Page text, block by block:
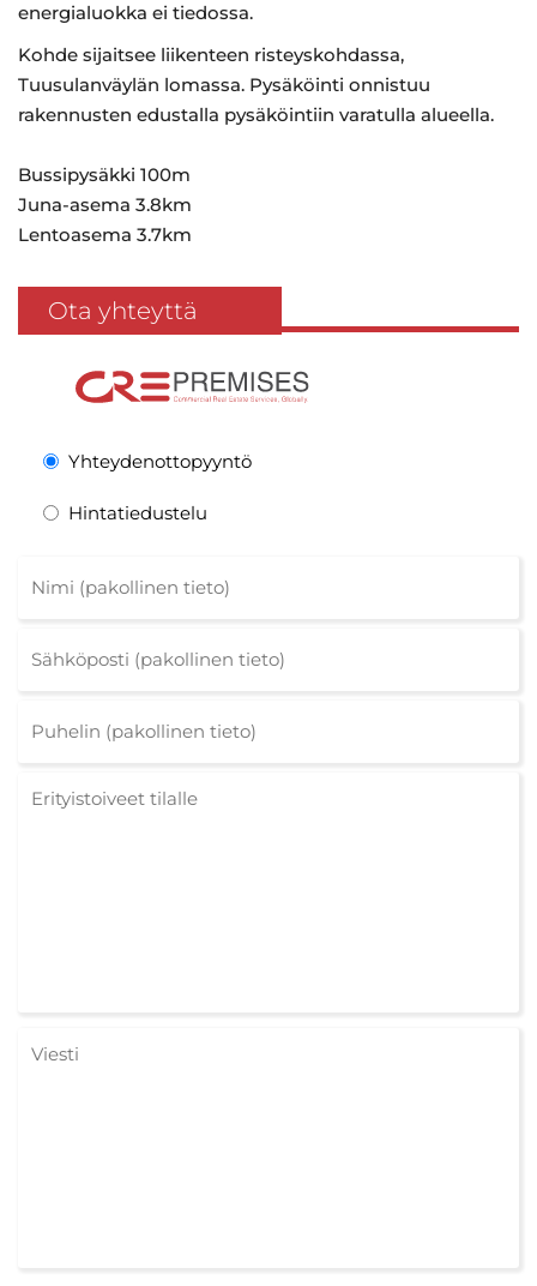
energialuokka ei tiedossa.
Kohde sijaitsee liikenteen risteyskohdassa,
Tuusulanväylän lomassa. Pysäköinti onnistuu
rakennusten edustalla pysäköintiin varatulla alueella.
Bussipysäkki 100m
Juna-asema 3.8km
Lentoasema 3.7km
Ota yhteyttä
Yhteydenottopyyntö
Hintatiedustelu